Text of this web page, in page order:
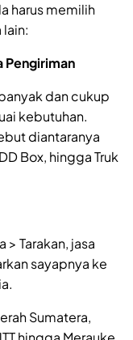
harus memilih
lain:
Pengiriman
dan cukup
kebutuhan.
diantaranya
Box, hingga Truk
> Tarakan, jasa
sayapnya ke
Sumatera,